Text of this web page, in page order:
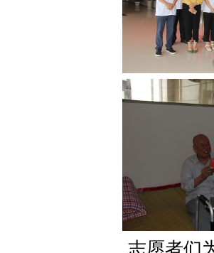
志愿者们为